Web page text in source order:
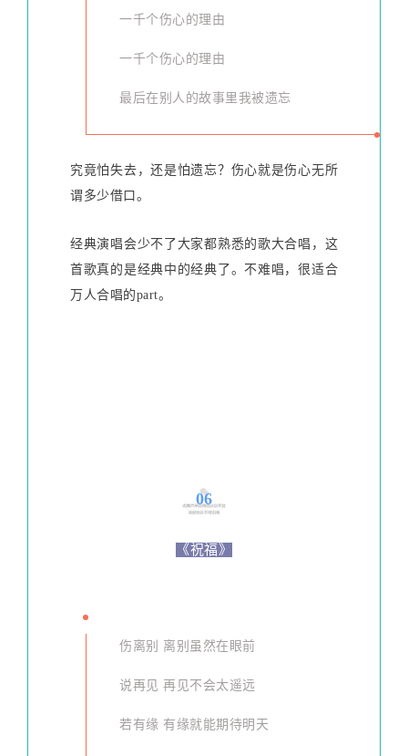
一千个伤心的理由
一千个伤心的理由
最后在别人的故事里我被遗忘
究竟怕失去，还是怕遗忘？伤心就是伤心无所
谓多少借口。
经典演唱会少不了大家都熟悉的歌大合唱，这
首歌真的是经典中的经典了。 不难唱，很适合
万人合唱的part。
06
《祝福》
伤离别 离别虽然在眼前
说再见 再见不会太遥远
若有缘 有缘就能期待明天